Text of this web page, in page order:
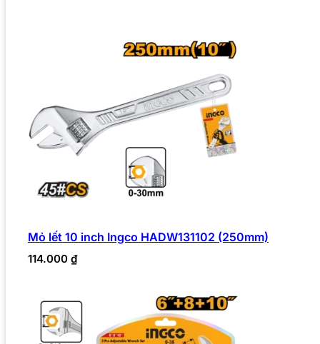
Mỏ lết 10 inch Ingco HADW131102 (250mm)
114.000 ₫